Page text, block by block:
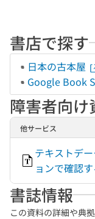
書店で探す
日本の古本屋
Google Book
障害者向け
他サービス
テキストデ
ョンで確認す
書誌情報
この資料の詳細や典